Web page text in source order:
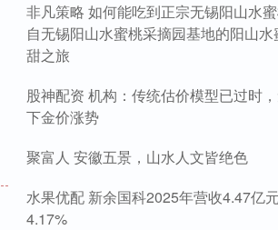
非凡策略 如何能吃到正宗无锡阳山水
自无锡阳山水蜜桃采摘园基地的阳山
甜之旅
股神配资 机构：传统估价模型已过时
下金价涨势
聚富人 安徽五景，山水人文皆绝色
水果优配 新余国科2025年营收4.47亿
4.17%